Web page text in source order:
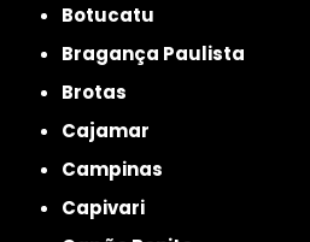
Botucatu
Bragança Paulista
Brotas
Cajamar
Campinas
Capivari